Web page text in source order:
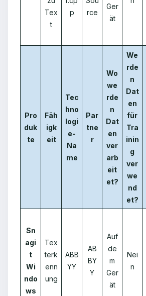
Tex
t
p
rce
Ger
ät
Pro
duk
te
Fäh
igk
eit
Tec
hno
logi
e-
Na
me
Par
tne
r
Wo
we
rde
n
Dat
en
ver
arb
eit
et?
We
rde
n
Dat
en
für
Tra
inin
g
ver
we
nd
et?
Sn
agi
t
Wi
ndo
ws
Tex
terk
enn
ung
ABB
YY
AB
BY
Y
Auf
de
m
Ger
ät
Nei
n